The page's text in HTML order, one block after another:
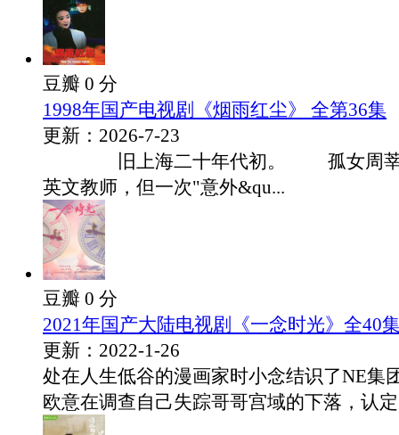
豆瓣 0 分
1998年国产电视剧《烟雨红尘》 全第36集
更新：2026-7-23
旧上海二十年代初。 孤女周莘
英文教师，但一次"意外&qu...
豆瓣 0 分
2021年国产大陆电视剧《一念时光》全40
更新：2022-1-26
处在人生低谷的漫画家时小念结识了NE集
欧意在调查自己失踪哥哥宫域的下落，认